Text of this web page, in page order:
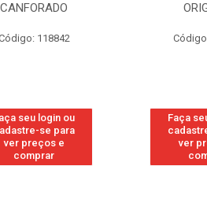
CANFORADO
118842
seu login ou
se para
ver preços e
comprar
Faça
ver